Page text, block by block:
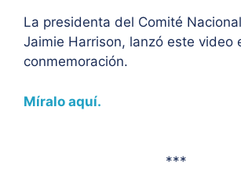
La presidenta del Comité
Jaimie Harrison, lanzó este video
conmemoración.
Míralo aquí.
***